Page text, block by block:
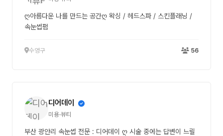
ღ아름다운 나를 만드는 공간ღ 왁싱 / 헤드스파 / 스킨플래닝 /
속눈썹펌
수영구 56
디어데이
미용·뷰티
부산 광안리 속눈썹 전문 : 디어데이 ღ 시술 중에는 답변이 느릴